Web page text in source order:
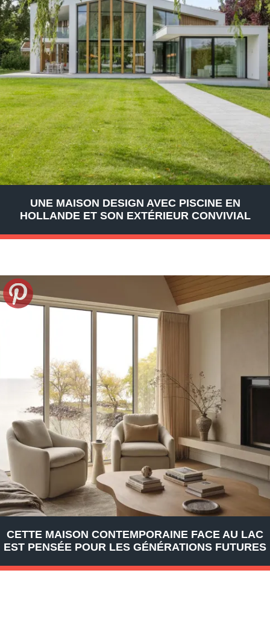
UNE MAISON DESIGN AVEC PISCINE EN
HOLLANDE ET SON EXTÉRIEUR CONVIVIAL
CETTE MAISON CONTEMPORAINE FACE AU LAC
EST PENSÉE POUR LES GÉNÉRATIONS FUTURES